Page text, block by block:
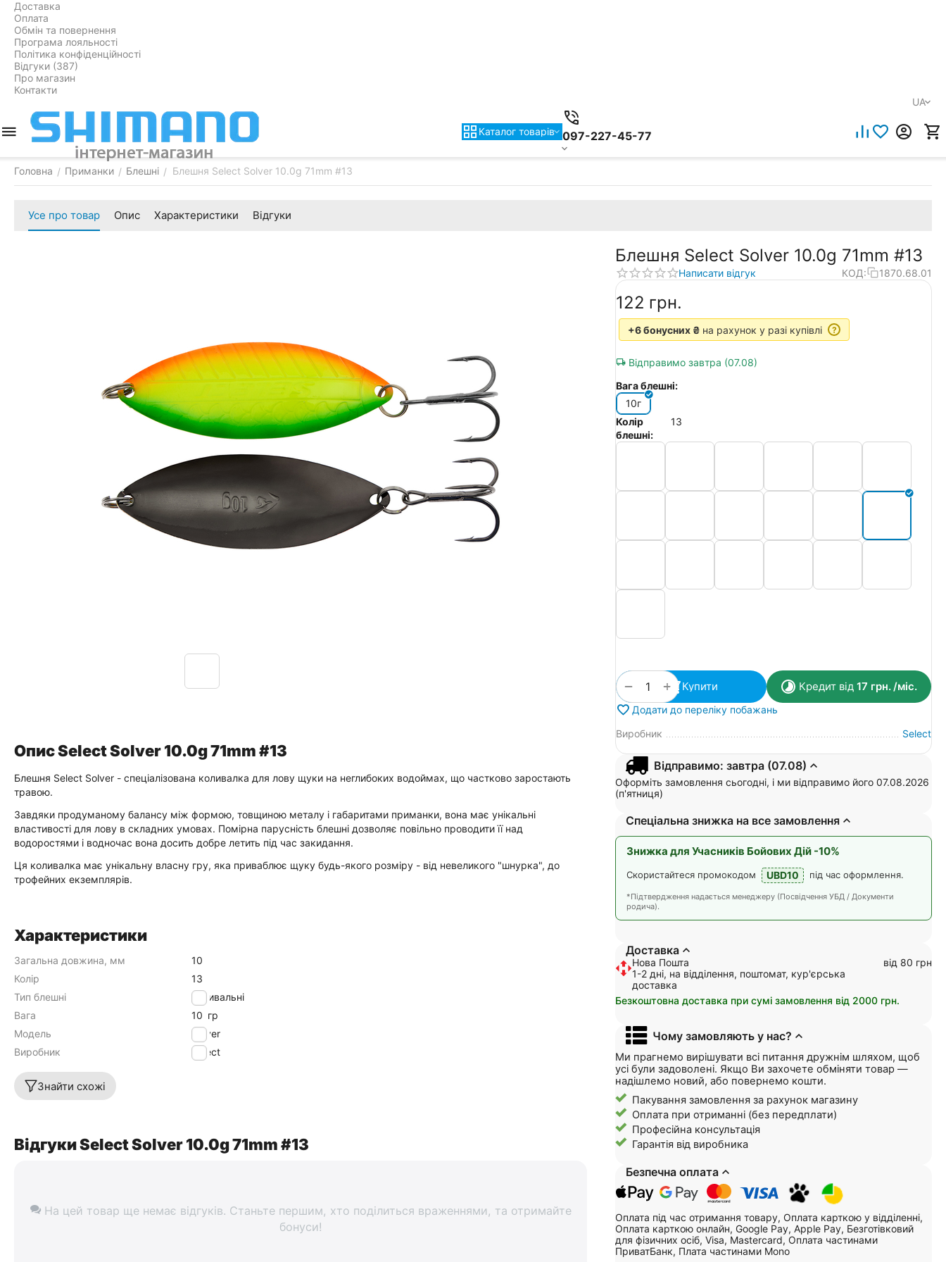
Доставка
Оплата
Обмін та повернення
Програма лояльності
Політика конфіденційності
Відгуки (387)
Про магазин
Контакти
UA
Каталог товарiв 097-227-45-77
Головна / Приманки / Блешні / Блешня Select Solver 10.0g 71mm #13
Усе про товар Опис Характеристики Відгуки
Блешня Select Solver 10.0g 71mm #13
Написати відгук КОД: 1870.68.01
‍122‍ грн.
+6 бонусних ₴ на рахунок у разі купівлі ?
Відправимо завтра (07.08)
Вага блешні:
10г
Колір
блешні:
13
+
− Купити Кредит від 17 грн./міс.
Додати до переліку побажань
Виробник
Select
Відправимо: завтра (07.08)
Оформіть замовлення сьогодні, і ми відправимо його 07.08.2026
(п'ятниця)
Спеціальна знижка на все замовлення
Знижка для Учасників Бойових Дій -10%
Скористайтеся промокодом UBD10 під час оформлення.
*Підтвердження надається менеджеру (Посвідчення УБД / Документи
родича).
Доставка
Нова Пошта
1-2 дні, на відділення, поштомат, кур'єрська
доставка
від 80 грн
Безкоштовна доставка при сумі замовлення від 2000 грн.
Чому замовляють у нас?
Ми прагнемо вирішувати всі питання дружнім шляхом, щоб
усі були задоволені. Якщо Ви захочете обміняти товар —
надішлемо новий, або повернемо кошти.
Пакування замовлення за рахунок магазину
Оплата при отриманні (без передплати)
Професійна консультація
Гарантія від виробника
Безпечна оплата
Оплата під час отримання товару, Оплата карткою у відділенні,
Оплата карткою онлайн, Google Pay, Apple Pay, Безготівковий
для фізичних осіб, Visa, Mastercard, Оплата частинами
ПриватБанк, Плата частинами Mono
Опис Select Solver 10.0g 71mm #13
Блешня Select Solver - спеціалізована коливалка для лову щуки на неглибоких водоймах, що частково заростають
травою.
Завдяки продуманому балансу між формою, товщиною металу і габаритами приманки, вона має унікальні
властивості для лову в складних умовах. Помірна парусність блешні дозволяє повільно проводити її над
водоростями і водночас вона досить добре летить під час закидання.
Ця коливалка має унікальну власну гру, яка приваблює щуку будь-якого розміру - від невеликого "шнурка", до
трофейних екземплярів.
Характеристики
Загальна довжина, мм
10
Колір
13
Тип блешні
Коливальні
Вага
10 гр
Модель
Solver
Виробник
Select
Знайти схожі
Відгуки Select Solver 10.0g 71mm #13
На цей товар ще немає відгуків. Станьте першим, хто поділиться враженнями, та отримайте
бонуси!